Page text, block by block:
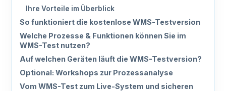
Ihre Vorteile im Überblick
So funktioniert die kostenlose WMS-Testversion
Welche Prozesse & Funktionen können Sie im
WMS-Test nutzen?
Auf welchen Geräten läuft die WMS-Testversion?
Optional: Workshops zur Prozessanalyse
Vom WMS-Test zum Live-System und sicheren